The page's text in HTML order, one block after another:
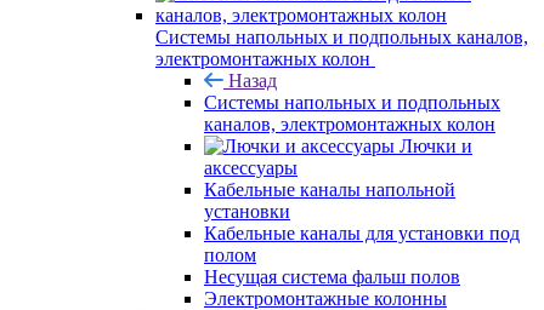
Системы напольных и подпольных каналов,
электромонтажных колон
Назад
Системы напольных и подпольных
каналов, электромонтажных колон
Лючки и
аксессуары
Кабельные каналы напольной
установки
Кабельные каналы для установки под
полом
Несущая система фальш полов
Электромонтажные колонны